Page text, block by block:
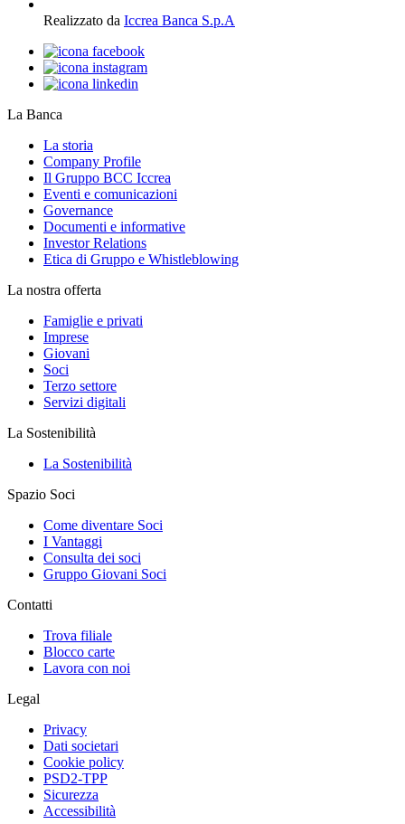
Realizzato da Iccrea Banca S.p.A
La Banca
La storia
Company Profile
Il Gruppo BCC Iccrea
Eventi e comunicazioni
Governance
Documenti e informative
Investor Relations
Etica di Gruppo e Whistleblowing
La nostra offerta
Famiglie e privati
Imprese
Giovani
Soci
Terzo settore
Servizi digitali
La Sostenibilità
La Sostenibilità
Spazio Soci
Come diventare Soci
I Vantaggi
Consulta dei soci
Gruppo Giovani Soci
Contatti
Trova filiale
Blocco carte
Lavora con noi
Legal
Privacy
Dati societari
Cookie policy
PSD2-TPP
Sicurezza
Accessibilità